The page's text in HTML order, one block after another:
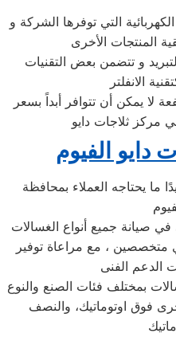
التي توفرها الشركة و
و تتضمن بعض التقنيات
لا يمكن أن تتوافر أبداً بسعر
مركز ثلاجات دايو
دايو الفيوم
ما يحتاجه العملاء بمحافظة
في صيانة جميع أنواع الغسالات
متخصصين ، مع مراعاة توفير
بمختلف فئات الصنع والنوع
فوق اوتوماتيك، والنصف